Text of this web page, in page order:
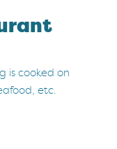
is cooked on
etc.